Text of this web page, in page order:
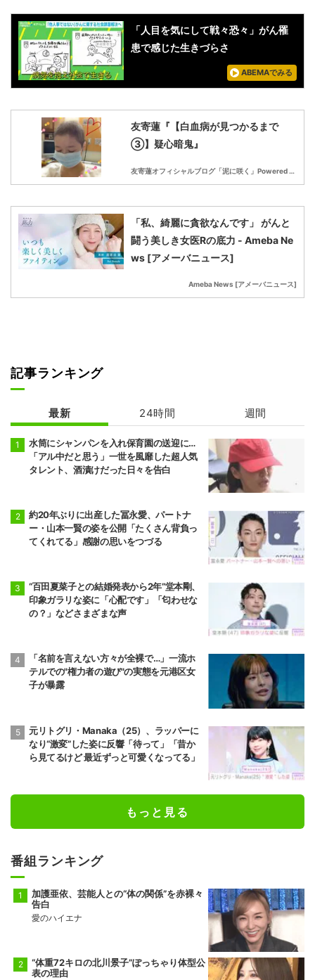
「人目を気にして戦々恐々」がん罹
患で感じた生きづらさ
ABEMAでみる
友寄蓮『【白血病が見つかるまで
③】疑心暗鬼』
友寄蓮オフィシャルブログ「泥に咲く」Powered by Ameba
「私、綺麗に貪欲なんです」 がんと
闘う美しき女医Rの底力 - Ameba Ne
ws [アメーバニュース]
Ameba News [アメーバニュース]
記事ランキング
最新 24時間 週間
水筒にシャンパンを入れ保育園の送迎に…
「アル中だと思う」一世を風靡した超人気
タレント、酒漬けだった日々を告白
約20年ぶりに出産した冨永愛、パートナ
ー・山本一賢の姿を公開「たくさん背負っ
てくれてる」感謝の思いをつづる
“百田夏菜子との結婚発表から2年”堂本剛、
印象ガラリな姿に「心配です」「匂わせな
の？」などさまざまな声
「名前を言えない方々が全裸で…」一流ホ
テルでの"権力者の遊び"の実態を元港区女
子が暴露
元リトグリ・Manaka（25）、ラッパーに
なり“激変”した姿に反響「待って」「昔か
ら見てるけど 最近ずっと可愛くなってる」
もっと見る
番組ランキング
加護亜依、芸能人との“体の関係”を赤裸々
告白
愛のハイエナ
“体重72キロの北川景子”ぽっちゃり体型公
表の理由